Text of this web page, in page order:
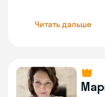
Читать дальше